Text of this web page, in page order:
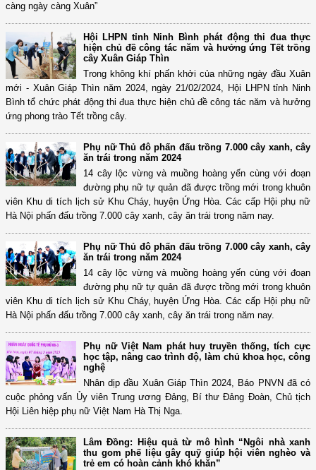
càng ngày càng Xuân”
Hội LHPN tỉnh Ninh Bình phát động thi đua thực
hiện chủ đề công tác năm và hưởng ứng Tết trồng
cây Xuân Giáp Thìn
Trong không khí phấn khởi của những ngày đầu Xuân
mới - Xuân Giáp Thìn năm 2024, ngày 21/02/2024, Hội LHPN tỉnh Ninh
Bình tổ chức phát động thi đua thực hiện chủ đề công tác năm và hưởng
ứng phong trào Tết trồng cây.
Phụ nữ Thủ đô phấn đấu trồng 7.000 cây xanh, cây
ăn trái trong năm 2024
14 cây lộc vừng và muồng hoàng yến cùng với đoạn
đường phụ nữ tự quản đã được trồng mới trong khuôn
viên Khu di tích lịch sử Khu Cháy, huyện Ứng Hòa. Các cấp Hội phụ nữ
Hà Nội phấn đấu trồng 7.000 cây xanh, cây ăn trái trong năm nay.
Phụ nữ Thủ đô phấn đấu trồng 7.000 cây xanh, cây
ăn trái trong năm 2024
14 cây lộc vừng và muồng hoàng yến cùng với đoạn
đường phụ nữ tự quản đã được trồng mới trong khuôn
viên Khu di tích lịch sử Khu Cháy, huyện Ứng Hòa. Các cấp Hội phụ nữ
Hà Nội phấn đấu trồng 7.000 cây xanh, cây ăn trái trong năm nay.
Phụ nữ Việt Nam phát huy truyền thống, tích cực
học tập, nâng cao trình độ, làm chủ khoa học, công
nghệ
Nhân dịp đầu Xuân Giáp Thìn 2024, Báo PNVN đã có
cuộc phỏng vấn Ủy viên Trung ương Đảng, Bí thư Đảng Đoàn, Chủ tịch
Hội Liên hiệp phụ nữ Việt Nam Hà Thị Nga.
Lâm Đồng: Hiệu quả từ mô hình “Ngôi nhà xanh
thu gom phế liệu gây quỹ giúp hội viên nghèo và
trẻ em có hoàn cảnh khó khăn”